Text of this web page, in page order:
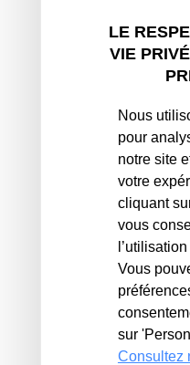
TEOMi :
LE
VIE
Nous
pour
notre site
votre
cliquant
vous
Vous
sur
Consultez